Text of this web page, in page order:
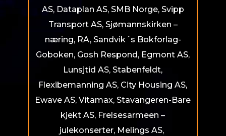
AS, Dataplan AS, SMB Norge, Svipp
Transport AS, Sjømannskirken –
næring, RA, Sandvik´s Bokforlag-
Goboken, Gosh Respond, Egmont AS,
Lunsjtid AS, Stabenfeldt,
Flexibemanning AS, City Housing AS,
Ewave AS, Vitamax, Stavangeren-Bare
kjekt AS, Frelsesarmeen –
julekonserter, Melings AS,